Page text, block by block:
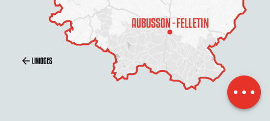
Zeitplan